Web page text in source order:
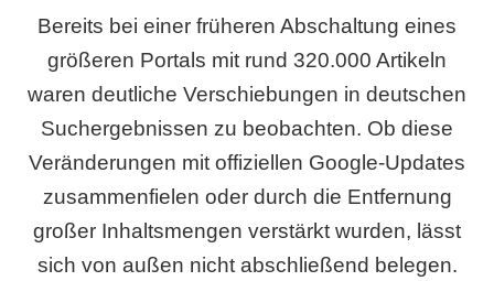
Bereits bei einer früheren Abschaltung eines
größeren Portals mit rund 320.000 Artikeln
waren deutliche Verschiebungen in deutschen
Suchergebnissen zu beobachten. Ob diese
Veränderungen mit offiziellen Google-Updates
zusammenfielen oder durch die Entfernung
großer Inhaltsmengen verstärkt wurden, lässt
sich von außen nicht abschließend belegen.